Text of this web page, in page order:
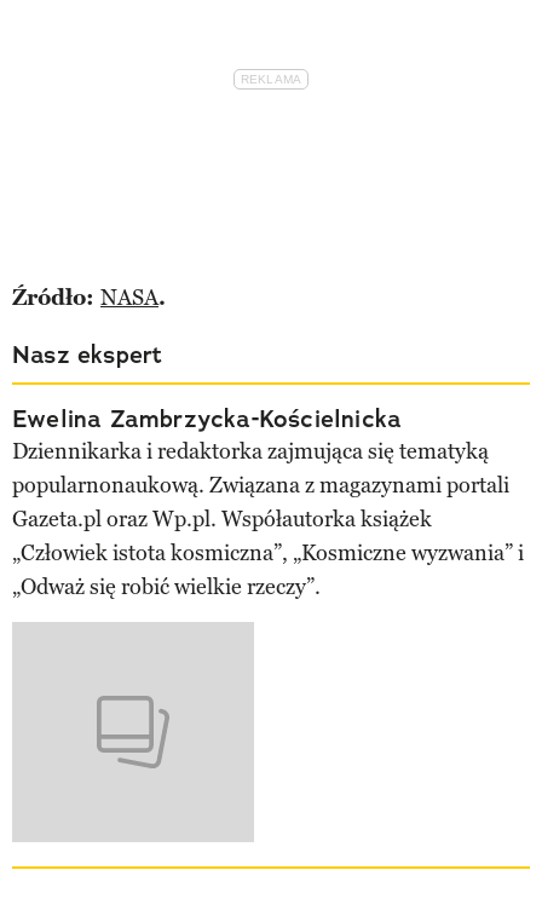
Źródło: NASA.
Nasz ekspert
Ewelina Zambrzycka-Kościelnicka
Dziennikarka i redaktorka zajmująca się tematyką
popularnonaukową. Związana z magazynami portali
Gazeta.pl oraz Wp.pl. Współautorka książek
„Człowiek istota kosmiczna”, „Kosmiczne wyzwania” i
„Odważ się robić wielkie rzeczy”.